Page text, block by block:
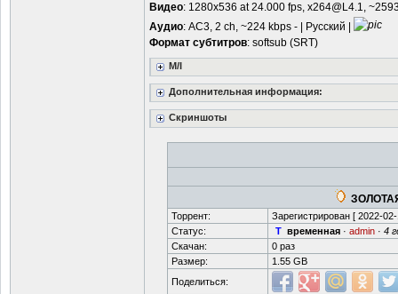
Видео: 1280x536 at 24.000 fps, x264@L4.1,
Аудио: AC3, 2 ch, ~224 kbps - | Русский |
Формат субтитров: softsub (SRT)
M/I
Дополнительная информация:
Скриншоты
Торрент: Зарегистрирован [ 2022-
Статус:
T временная · admin · 4
Скачан:
0 раз
Размер:
1.55 GB
Поделиться: